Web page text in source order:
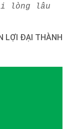
lòng lâu
LỢI ĐẠI THÀNH